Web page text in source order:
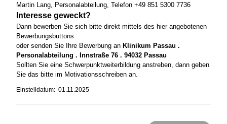
Martin Lang, Personalabteilung, Telefon +49 851 5300 7736
Interesse geweckt?
Dann bewerben Sie sich bitte direkt mittels des hier angebotenen
Bewerbungsbuttons
oder senden Sie Ihre Bewerbung an Klinikum Passau .
Personalabteilung . Innstraße 76 . 94032 Passau
Sollten Sie eine Schwerpunktweiterbildung anstreben, dann geben
Sie das bitte im Motivationsschreiben an.
Einstelldatum: 01.11.2025